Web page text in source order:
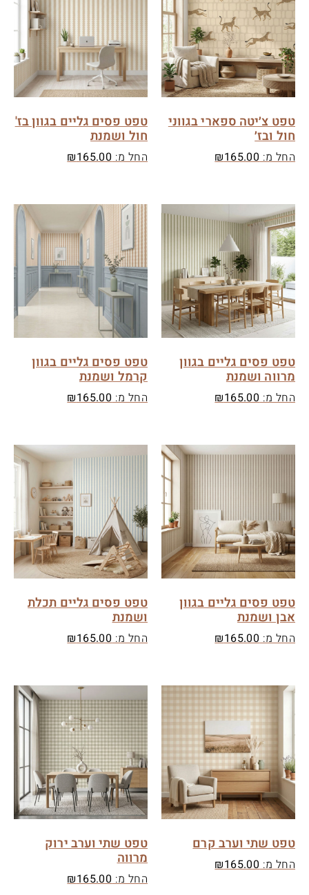
טפט צ׳יטה ספארי בגווני
חול ובז׳
החל מ: ₪165.00
טפט פסים גליים בגוון בז'
חול ושמנת
החל מ: ₪165.00
טפט פסים גליים בגוון
מרווה ושמנת
החל מ: ₪165.00
טפט פסים גליים בגוון
קרמל ושמנת
החל מ: ₪165.00
טפט פסים גליים בגוון
אבן ושמנת
החל מ: ₪165.00
טפט פסים גליים תכלת
ושמנת
החל מ: ₪165.00
טפט שתי וערב קרם
החל מ: ₪165.00
טפט שתי וערב ירוק
מרווה
החל מ: ₪165.00